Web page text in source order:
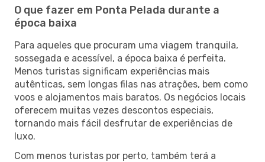
O que fazer em Ponta Pelada durante a
época baixa
Para aqueles que procuram uma viagem tranquila,
sossegada e acessível, a época baixa é perfeita.
Menos turistas significam experiências mais
autênticas, sem longas filas nas atrações, bem como
voos e alojamentos mais baratos. Os negócios locais
oferecem muitas vezes descontos especiais,
tornando mais fácil desfrutar de experiências de
luxo.
Com menos turistas por perto, também terá a